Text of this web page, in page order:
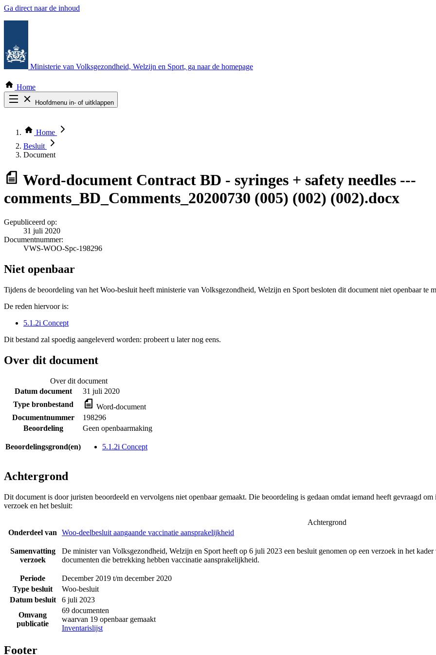
Ga direct naar de inhoud
Ministerie van Volksgezondheid, Welzijn en Sport, ga naar de homepage
Home
Hoofdmenu in- of uitklappen
Thema COVID-19
Bekijk per bestuursorgaan
Home
Besluit
Document
Word-document Contract BD - syringes + safety needles ---
comments_BD_Comments_20200730 (005) (002) (002).docx
Gepubliceerd op:
31 juli 2020
Documentnummer:
VWS-WOO-Spc-198296
Niet openbaar
Tijdens de beoordeling van het Woo-besluit heeft ministerie van Volksgezondheid, Welzijn en Sport besloten dit document niet openbaar te
De reden hiervoor is:
5.1.2i Concept
Dit bestand zal spoedig aangeleverd worden: probeert u later nog eens.
Over dit document
Over dit document
Datum document
31 juli 2020
Type bronbestand
Word-document
Documentnummer
198296
Beoordeling
Geen openbaarmaking
Beoordelingsgrond(en) 5.1.2i Concept
Achtergrond
Dit document is door juristen beoordeeld en vervolgens niet openbaar gemaakt. Die beoordeling is gedaan omdat iemand heeft gevraagd
verzoek en het besluit:
Achtergrond
Onderdeel van
Woo-deelbesluit aangaande vaccinatie aansprakelijkheid
Samenvatting
verzoek
De minister van Volksgezondheid, Welzijn en Sport heeft op 6 juli 2023 een besluit genomen op een verzoek in het
documenten die betrekking hebben vaccinatie aansprakelijkheid.
Periode
December 2019 t/m december 2020
Type besluit
Woo-besluit
Datum besluit
6 juli 2023
Omvang
publicatie
69 documenten
waarvan 19 openbaar gemaakt
Inventarislijst
Footer